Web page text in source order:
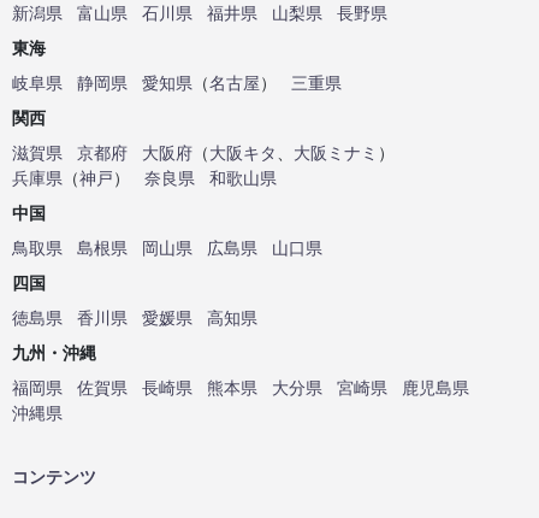
新潟県
富山県 石川県 福井県 山梨県
長野県
東海
岐阜県
静岡県 愛知県 （名古屋）
三重県
関西
滋賀県
京都府 大阪府 （大阪キタ 大阪ミナミ ）
兵庫県 （神戸） 奈良県
和歌山県
中国
鳥取県
島根県 岡山県 広島県
山口県
四国
徳島県
香川県 愛媛県
高知県
九州・沖縄
福岡県
佐賀県 長崎県 熊本県 大分県 宮崎県
鹿児島県
沖縄県
コンテンツ